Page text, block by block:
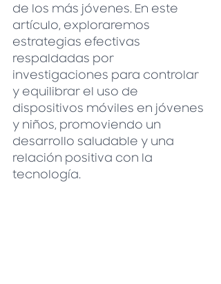
de los más jóvenes. En este
artículo, exploraremos
estrategias efectivas
respaldadas por
investigaciones para controlar
y equilibrar el uso de
dispositivos móviles en jóvenes
y niños, promoviendo un
desarrollo saludable y una
relación positiva con la
tecnología.